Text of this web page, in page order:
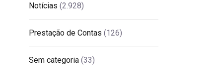
Notícias (2.928)
Prestação de Contas (126)
Sem categoria (33)